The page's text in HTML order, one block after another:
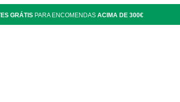
GRÁTIS PARA ENCOMENDASACIMA DE 300€